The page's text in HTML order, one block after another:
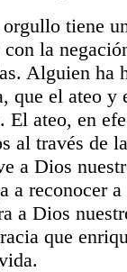
tiene un
la
Alguien ha
que el ateo
El ateo, en
al través de
a Dios
a reconocer
a Dios
que